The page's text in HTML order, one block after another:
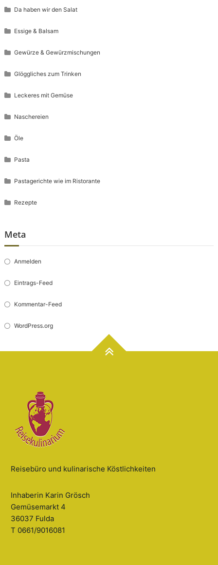
Da haben wir den Salat
Essige & Balsam
Gewürze & Gewürzmischungen
Glöggliches zum Trinken
Leckeres mit Gemüse
Naschereien
Öle
Pasta
Pastagerichte wie im Ristorante
Rezepte
Meta
Anmelden
Eintrags-Feed
Kommentar-Feed
WordPress.org
Reisebüro und kulinarische Köstlichkeiten
Inhaberin Karin Grösch
Gemüsemarkt 4
36037 Fulda
T 0661/9016081